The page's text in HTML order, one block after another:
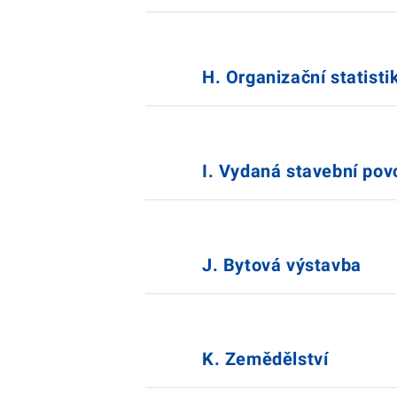
H. Organizační
I. Vydaná stavební
J. Bytová výstavba
K. Zemědělství